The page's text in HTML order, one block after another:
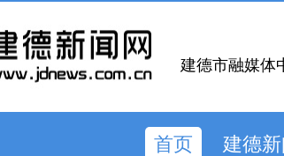
建德市融媒体
首页 建德